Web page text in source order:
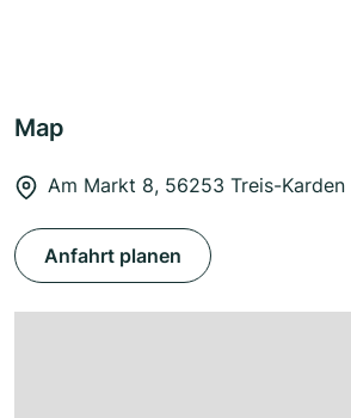
Map
Am Markt 8, 56253 Treis-Karden
Anfahrt planen